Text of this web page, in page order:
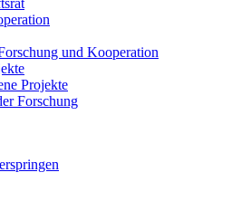
und Kooperation
Projekte
Forschung